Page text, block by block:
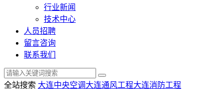
行业新闻
技术中心
人员招聘
留言咨询
联系我们
全站搜索 大连中央空调 大连通风工程大连消防工程